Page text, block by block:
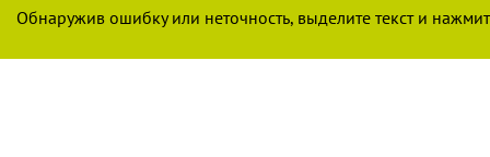
Обнаружив ошибку или неточность, выделите текст и